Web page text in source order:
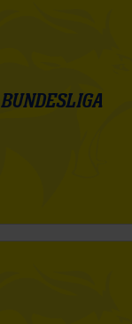
BUNDESLIGA